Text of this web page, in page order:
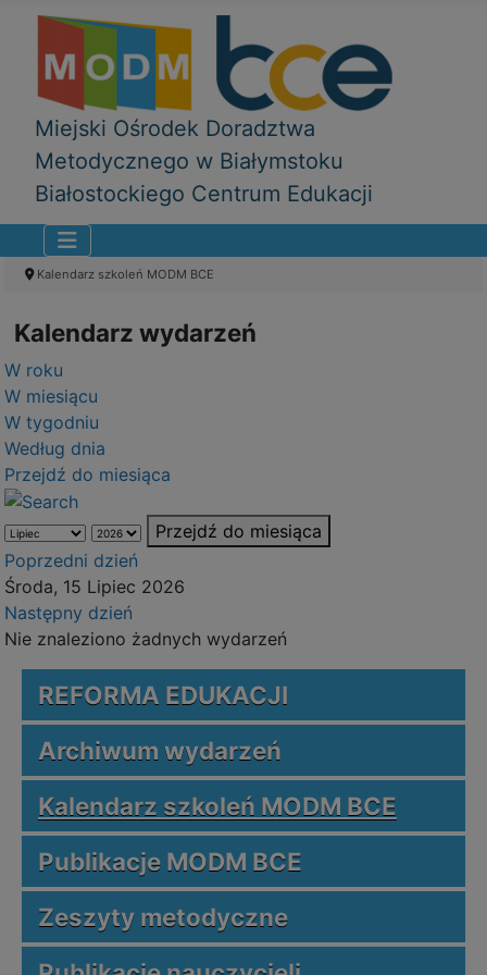
Miejski Ośrodek Doradztwa
Metodycznego w Białymstoku
Białostockiego Centrum Edukacji
Kalendarz szkoleń MODM BCE
Kalendarz wydarzeń
W roku
W miesiącu
W tygodniu
Według dnia
Przejdź do miesiąca
Przejdź do miesiąca
Poprzedni dzień
Środa, 15 Lipiec 2026
Następny dzień
Nie znaleziono żadnych wydarzeń
REFORMA EDUKACJI
Archiwum wydarzeń
Kalendarz szkoleń MODM BCE
Publikacje MODM BCE
Zeszyty metodyczne